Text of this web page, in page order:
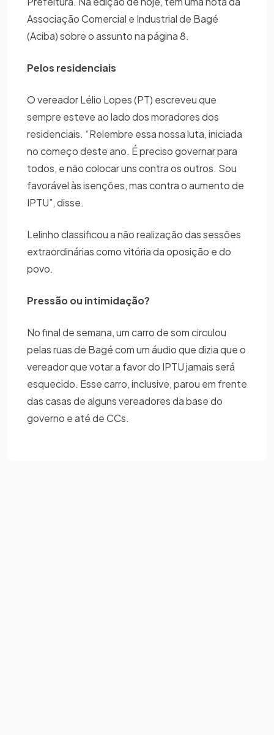
Associação Comercial e Industrial de Bagé
(Aciba) sobre o assunto na página 8.
Pelos residenciais
O vereador Lélio Lopes (PT) escreveu que
sempre esteve ao lado dos moradores dos
residenciais. “Relembre essa nossa luta, iniciada
no começo deste ano. É preciso governar para
todos, e não colocar uns contra os outros. Sou
favorável às isenções, mas contra o aumento de
IPTU”, disse.
Lelinho classificou a não realização das sessões
extraordinárias como vitória da oposição e do
povo.
Pressão ou intimidação?
No final de semana, um carro de som circulou
pelas ruas de Bagé com um áudio que dizia que o
vereador que votar a favor do IPTU jamais será
esquecido. Esse carro, inclusive, parou em frente
das casas de alguns vereadores da base do
governo e até de CCs.